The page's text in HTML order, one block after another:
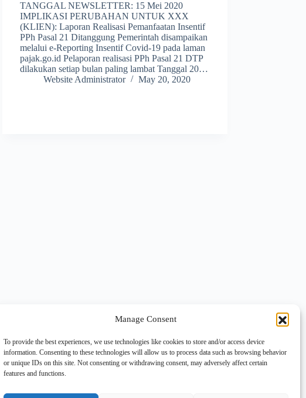
Manage Consent
To provide the best experiences, we use technologies like cookies to store and/or access device
information. Consenting to these technologies will allow us to process data such as browsing behavior
or unique IDs on this site. Not consenting or withdrawing consent, may adversely affect certain
features and functions.
TANGGAL NEWSLETTER: 15 Mei 2020
IMPLIKASI PERUBAHAN UNTUK XXX
(KLIEN): Laporan Realisasi Pemanfaatan Insentif
PPh Pasal 21 Ditanggung Pemerintah disampaikan
melalui e-Reporting Insentif Covid-19 pada laman
pajak.go.id Pelaporan realisasi PPh Pasal 21 DTP
dilakukan setiap bulan paling lambat Tanggal 20…
Website Administrator
May 20, 2020